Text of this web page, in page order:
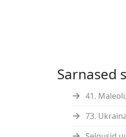
Sarnased
41.
73.